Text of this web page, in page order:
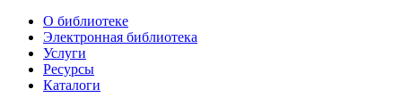
О библиотеке
Электронная библиотека
Услуги
Ресурсы
Каталоги